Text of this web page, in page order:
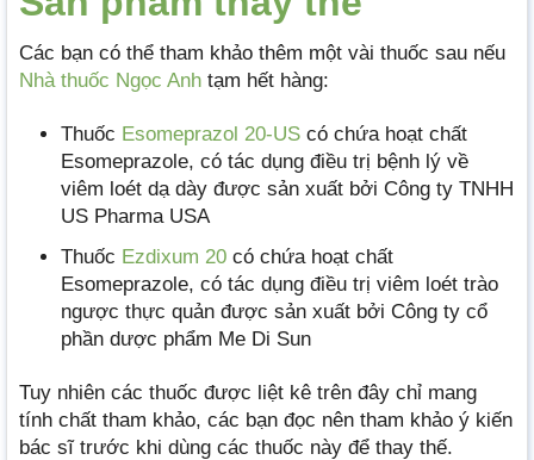
Các bạn có thể tham khảo thêm một vài thuốc sau nếu
Nhà thuốc Ngọc Anh tạm hết hàng:
Thuốc Esomeprazol 20-US có chứa hoạt chất
Esomeprazole, có tác dụng điều trị bệnh lý về
viêm loét dạ dày được sản xuất bởi Công ty TNHH
US Pharma USA
Thuốc Ezdixum 20 có chứa hoạt chất
Esomeprazole, có tác dụng điều trị viêm loét trào
ngược thực quản được sản xuất bởi Công ty cổ
phần dược phẩm Me Di Sun
Tuy nhiên các thuốc được liệt kê trên đây chỉ mang
tính chất tham khảo, các bạn đọc nên tham khảo ý kiến
bác sĩ trước khi dùng các thuốc này để thay thế.